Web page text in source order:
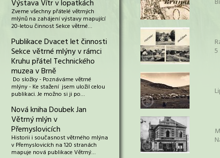
Výstava Vítr v lopatkách
Zveme všechny přátelé větrných
mlýnů na zahájení výstavy mapující
20-letou činnost Sekce větrné…
Publikace Dvacet let činnosti
Sekce větrné mlýny v rámci
Kruhu přátel Technického
muzea v Brně
Do složky - Poznáváme větrné
mlýny - Ke stažení jsem uložil celou
publikaci. Je možno si ji po…
Nová kniha Doubek Jan
Větrný mlýn v
Přemyslovicích
Historii i současnost větrného mlýna
v Přemyslovicích na 120 stranách
mapuje nová publikace Větrný…
5